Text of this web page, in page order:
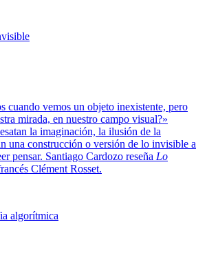
cuando vemos un objeto inexistente, pero
mirada, en nuestro campo visual?»
la imaginación, la ilusión de la
una construcción o versión de lo invisible a
pensar. Santiago Cardozo reseña Lo
Clément Rosset.